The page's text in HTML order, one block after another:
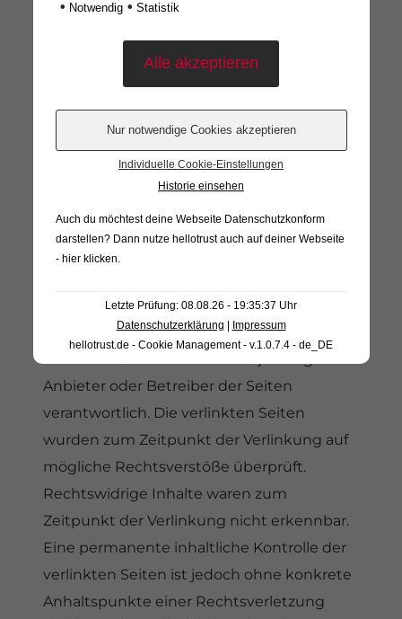
dem Zeitpunkt der Kenntnis einer
Bekanntwerden von entsprechenden
Rechtsverletzungen werden wir diese
Inhalte umgehend entfernen.
Haftung für Links
Unser Angebot enthält Links zu externen
Webseiten Dritter, auf deren Inhalte wir
für diese fremden Inhalte auch keine
Gewähr übernehmen. Für die Inhalte der
Anbieter oder Betreiber der Seiten
verantwortlich. Die verlinkten Seiten
wurden zum Zeitpunkt der Verlinkung auf
mögliche Rechtsverstöße überprüft.
Rechtswidrige Inhalte waren zum
Zeitpunkt der Verlinkung nicht erkennbar.
Eine permanente inhaltliche Kontrolle der
verlinkten Seiten ist jedoch ohne konkrete
Anhaltspunkte einer Rechtsverletzung
• Notwendig • Statistik
Individuelle Cookie-Einstellungen
Historie einsehen
Auch du möchtest deine Webseite Datenschutzkonform
darstellen? Dann nutze hellotrust auch auf deiner Webseite
- hier klicken
Letzte Prüfung: 08.08.26 - 19:35:37 Uhr
Datenschutzerklärung | Impressum
hellotrust.de - Cookie Management - v.1.0.7.4 - de_DE